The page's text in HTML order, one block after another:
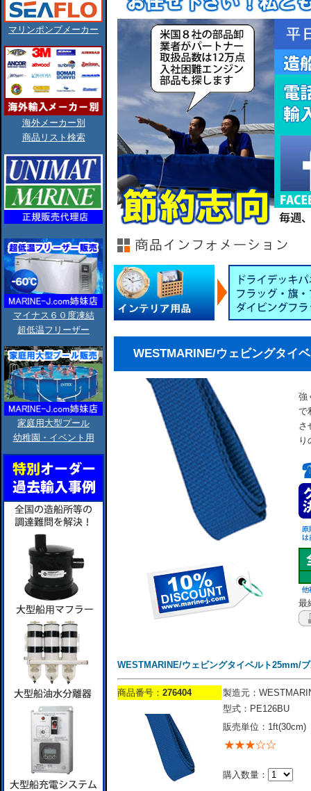
マリンポンプメーカー
海外メーカー別
商品リスト検索
マイナス６０度凍結
超低温フリーザー
家庭用大型プール
幼稚園・イベント用
WESTMARINE/ウェビングタイ
強
で
さ
り
最
WESTMARINE/ウェビングタイベルト25mm/
商品番号： 276404
製造元：
型式：PE126BU
販売単位：1ft(30cm)
購入数量：